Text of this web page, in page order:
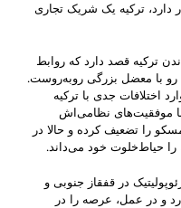
دارد، ترکیه یک شریک تجاری
ترکیه قصد دارد که روابط
رو با معضل بزرگی روبه‌روست.
اختلافات جدی با ترکیه
با موفقیت‌های نظامی‌اش
را تضعیف کرده و حالا در
حیاط‌خلوت خود می‌داند.
در قفقاز جنوبی و
و در عمل، عرصه را در